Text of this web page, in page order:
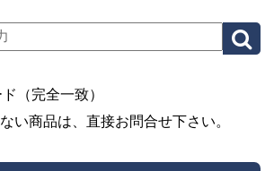
（完全一致）
い商品は、直接お問合せ下さい。